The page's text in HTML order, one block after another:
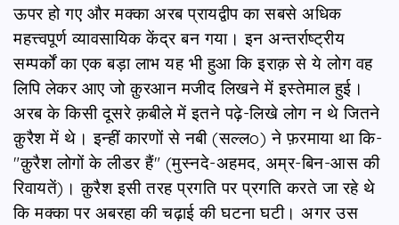
ऊपर हो गए और मक्का अरब प्रायद्वीप का सबसे अधिक
महत्त्वपूर्ण व्यावसायिक केंद्र बन गया। इन अन्तर्राष्ट्रीय
सम्पर्कों का एक बड़ा लाभ यह भी हुआ कि इराक़ से ये लोग वह
लिपि लेकर आए जो क़ुरआन मजीद लिखने में इस्तेमाल हुई।
अरब के किसी दूसरे क़बीले में इतने पढ़े-लिखे लोग न थे जितने
क़ुरैश में थे। इन्हीं कारणों से नबी (सल्लo) ने फ़रमाया था कि-
"क़ुरैश लोगों के लीडर हैं" (मुस्नदे-अहमद, अम्र-बिन-आस की
रिवायतें)। क़ुरैश इसी तरह प्रगति पर प्रगति करते जा रहे थे
कि मक्का पर अबरहा की चढ़ाई की घटना घटी। अगर उस